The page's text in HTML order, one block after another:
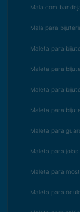
Mala com
Mala para
Maleta para
Maleta para
Maleta para
Maleta para
Maleta para
Maleta para
Maleta para
Maleta para